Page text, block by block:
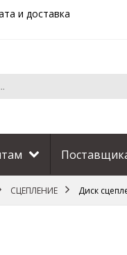
и доставка
СЦЕПЛЕНИЕ Диск